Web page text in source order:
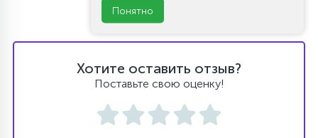
Хотите оставить отзыв?
Поставьте свою оценку!
Понятно